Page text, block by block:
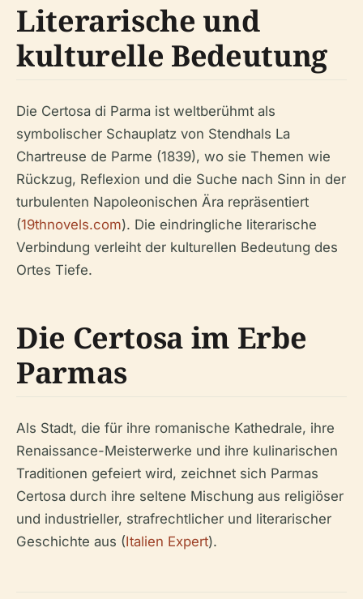
Literarische und
kulturelle Bedeutung
Die Certosa di Parma ist weltberühmt als
symbolischer Schauplatz von Stendhals La
Chartreuse de Parme (1839), wo sie Themen wie
Rückzug, Reflexion und die Suche nach Sinn in der
turbulenten Napoleonischen Ära repräsentiert
(19thnovels.com). Die eindringliche literarische
Verbindung verleiht der kulturellen Bedeutung des
Ortes Tiefe.
Die Certosa im Erbe
Parmas
Als Stadt, die für ihre romanische Kathedrale, ihre
Renaissance-Meisterwerke und ihre kulinarischen
Traditionen gefeiert wird, zeichnet sich Parmas
Certosa durch ihre seltene Mischung aus religiöser
und industrieller, strafrechtlicher und literarischer
Geschichte aus (Italien Expert).